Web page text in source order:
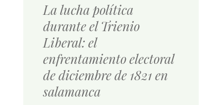
La lucha política
durante el Trienio
Liberal: el
enfrentamiento electoral
de diciembre de 1821 en
salamanca